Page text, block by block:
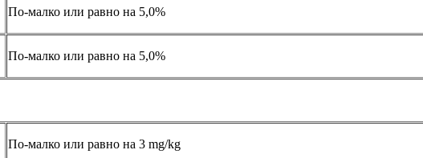
По-малко или равно на 5,0%
По-малко или равно на 5,0%
По-малко или равно на 3 mg/kg